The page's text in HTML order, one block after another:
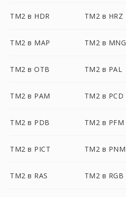
TM2 в HDR TM2 в HRZ
TM2 в MAP TM2 в MNG
TM2 в OTB TM2 в PAL
TM2 в PAM TM2 в PCD
TM2 в PDB TM2 в PFM
TM2 в PICT TM2 в PNM
TM2 в RAS TM2 в RGB